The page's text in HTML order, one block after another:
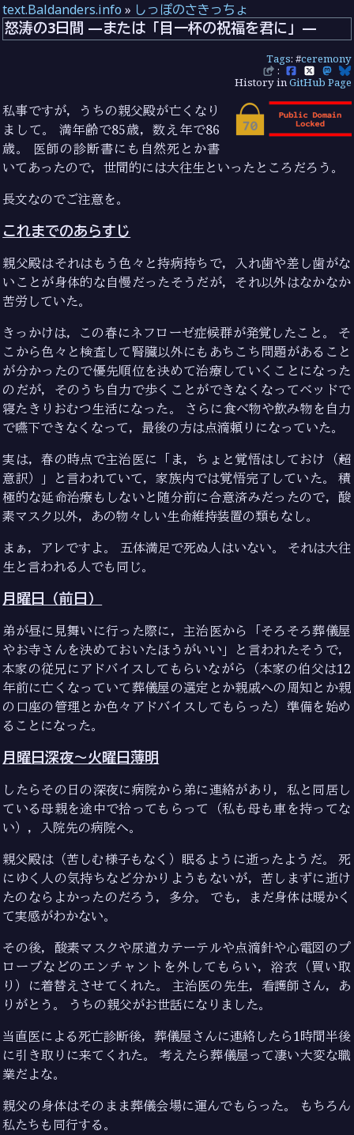
text.Baldanders.info » しっぽのさきっちょ
怒涛の3日間 —または「目一杯の祝福を君に」—
Tags: #ceremony
History inGitHub Page
私事ですが，うちの親父殿が亡くなり
まして。 満年齢で85歳，数え年で86
歳。 医師の診断書にも自然死とか書
いてあったので，世間的には大往生といったところだろう。
長文なのでご注意を。
これまでのあらすじ
親父殿はそれはもう色々と持病持ちで，入れ歯や差し歯がな
いことが身体的な自慢だったそうだが，それ以外はなかなか
苦労していた。
きっかけは，この春にネフローゼ症候群が発覚したこと。 そ
こから色々と検査して腎臓以外にもあちこち問題があること
が分かったので優先順位を決めて治療していくことになった
のだが，そのうち自力で歩くことができなくなってベッドで
寝たきりおむつ生活になった。 さらに食べ物や飲み物を自力
で嚥下できなくなって，最後の方は点滴頼りになっていた。
実は，春の時点で主治医に「ま，ちょと覚悟はしておけ（←超
意訳）」と言われていて，家族内では覚悟完了していた。 積
極的な延命治療もしないと随分前に合意済みだったので，酸
素マスク以外，あの物々しい生命維持装置の類もなし。
まぁ，アレですよ。 五体満足で死ぬ人はいない。 それは大往
生と言われる人でも同じ。
月曜日（前日）
弟が昼に見舞いに行った際に，主治医から「そろそろ葬儀屋
やお寺さんを決めておいたほうがいい」と言われたそうで，
本家の従兄にアドバイスしてもらいながら（本家の伯父は12
年前に亡くなっていて葬儀屋の選定とか親戚への周知とか親
の口座の管理とか色々アドバイスしてもらった）準備を始め
ることになった。
月曜日深夜〜火曜日薄明
したらその日の深夜に病院から弟に連絡があり，私と同居し
ている母親を途中で拾ってもらって（私も母も車を持ってな
い），入院先の病院へ。
親父殿は（苦しむ様子もなく）眠るように逝ったようだ。 死
にゆく人の気持ちなど分かりようもないが，苦しまずに逝け
たのならよかったのだろう，多分。 でも，まだ身体は暖かく
て実感がわかない。
その後，酸素マスクや尿道カテーテルや点滴針や心電図のプ
ローブなどのエンチャントを外してもらい，浴衣（買い取
り）に着替えさせてくれた。 主治医の先生，看護師さん，あ
りがとう。 うちの親父がお世話になりました。
当直医による死亡診断後，葬儀屋さんに連絡したら1時間半後
に引き取りに来てくれた。 考えたら葬儀屋って凄い大変な職
業だよな。
親父の身体はそのまま葬儀会場に運んでもらった。 もちろん
私たちも同行する。